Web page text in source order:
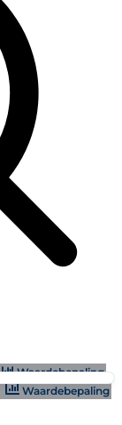
Waardebepaling
Waardebepaling